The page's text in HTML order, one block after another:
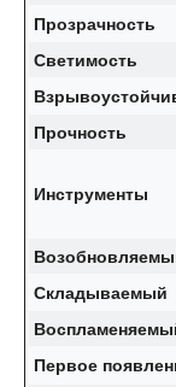
Прозрачность
Светимость
Прочность
Инструменты
Складываемый
Первое